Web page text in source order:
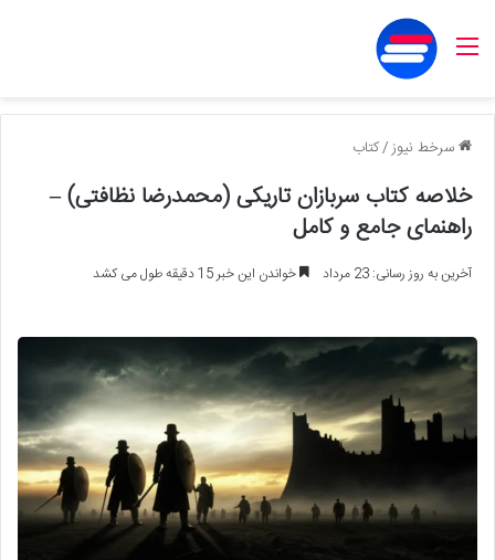
منو
سرخط نیوز/کتاب
خلاصه کتاب سربازان تاریکی (محمدرضا نظافتی) –
راهنمای جامع و کامل
آخرین به روز رسانی: 23 مرداد خواندن این خبر 15 دقیقه طول می کشد